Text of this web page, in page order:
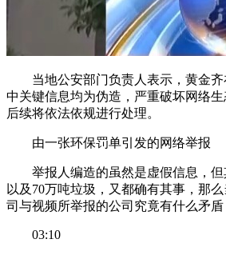
当地公安部门负责人表示，黄金齐
中关键信息均为伪造，严重破坏网络
后续将依法依规进行处理。
由一张环保罚单引发的网络举报
举报人编造的虽然是虚假信息，但
以及70万吨垃圾，又都确有其事，那
司与视频所举报的公司究竟有什么矛盾
03:10